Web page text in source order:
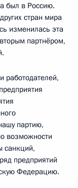
был в Россию.
стран мира
изменилась эта
партнёром,
работодателей,
партию,
возможности
санкций,
предприятий
Федерацию.